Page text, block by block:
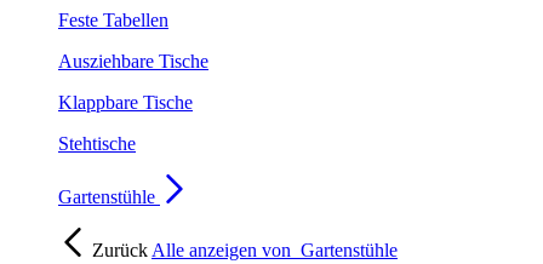
Feste Tabellen
Ausziehbare Tische
Klappbare Tische
Stehtische
Gartenstühle
Zurück Alle anzeigen von Gartenstühle